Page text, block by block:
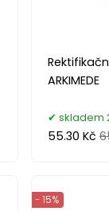
ARKIMEDE
skladem
55.30 Kč
- 15%